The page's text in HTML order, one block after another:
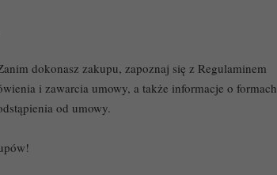
dokonasz zakupu, zapoznaj się z Regulaminem
i zawarcia umowy, a także informacje o formach
od umowy.